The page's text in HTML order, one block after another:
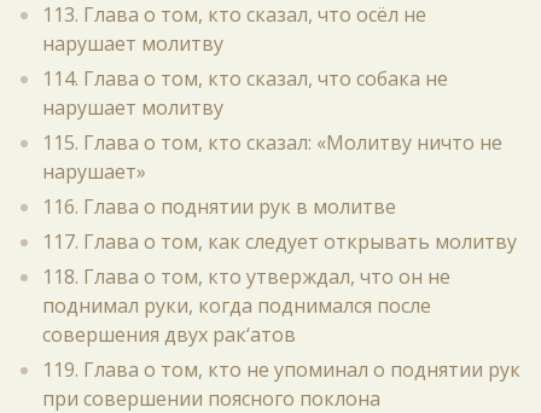
113. Глава о том, кто сказал, что осёл не
нарушает молитву
114. Глава о том, кто сказал, что собака не
нарушает молитву
115. Глава о том, кто сказал: «Молитву ничто не
нарушает»
116. Глава о поднятии рук в молитве
117. Глава о том, как следует открывать молитву
118. Глава о том, кто утверждал, что он не
поднимал руки, когда поднимался после
совершения двух рак‘атов
119. Глава о том, кто не упоминал о поднятии рук
при совершении поясного поклона